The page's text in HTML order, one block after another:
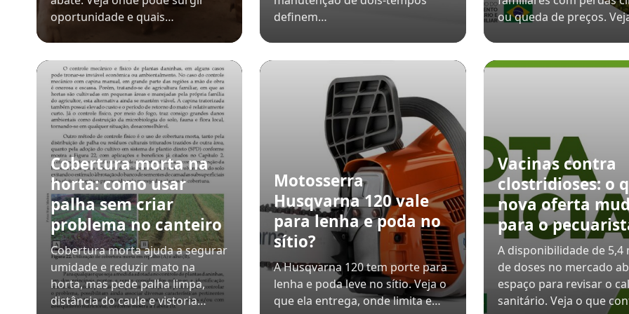
oportunidade e quais…
definem…
ou queda de preços.
Cobertura morta na
horta: como usar
palha sem criar
problema no canteiro
Cobertura morta ajuda a segurar
umidade e reduzir mato na
horta, mas pede palha limpa,
distância do caule e vistoria…
Motosserra
Husqvarna 120 vale
para lenha e poda no
sítio?
A Husqvarna 120 tem porte para
lenha e poda leve no sítio. Veja o
que ela entrega, onde limita e…
Vacinas contra
clostridioses: o
nova oferta
para o
A disponibilidade de 5,4
de doses no mercado
espaço para revisar o
sanitário. Veja o que